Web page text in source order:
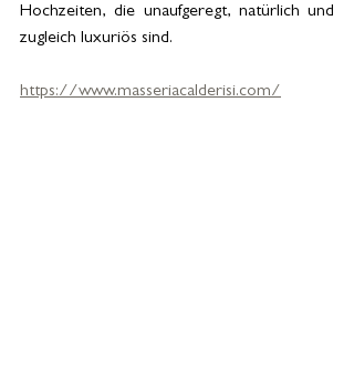
Hochzeiten, die unaufgeregt, natürlich und
zugleich luxuriös sind.
https://www.masseriacalderisi.com/